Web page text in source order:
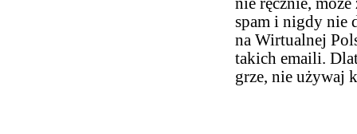
spam i nigdy nie
na Wirtualnej
takich emaili.
grze, nie używaj